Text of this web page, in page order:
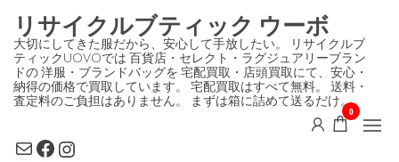
ン
テ
ン
ツ
リサイクルブティック ウーボ
大切にしてきた服だから、安心して手放したい。 リサイクルブ
ティックUOVOでは 百貨店・セレクト・ラグジュアリーブラン
ドの 洋服・ブランドバッグを 宅配買取・店頭買取にて、安心・
納得の価格で買取しています。 宅配買取はすべて無料。 送料・
査定料のご負担はありません。 まずは箱に詰めて送るだけ。
MailFacebook
Instagram
0